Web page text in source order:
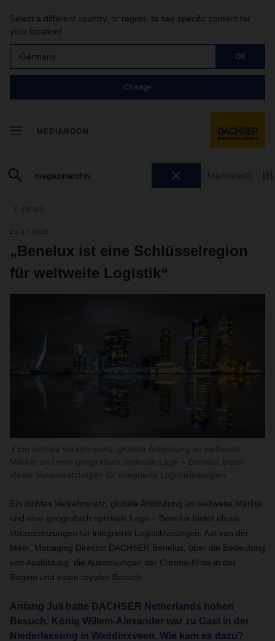
Select a different country, or region, to see specific content for
your location!
Germany OK
Change
MEDIAROOM
Merkliste(0)
Zurück
23.07.2020
„Benelux ist eine Schlüsselregion
für weltweite Logistik“
Ein dichtes Verkehrsnetz, globale Anbindung an weltweite Märkte
und eine geografisch optimale Lage – Benelux bietet ideale
Voraussetzungen für integrierte Logistiklösungen. Aat van der
Meer, Managing Director DACHSER Benelux, über die Bedeutung
von Ausbildung, die Auswirkungen der Corona-Krise in der
Region und einen royalen Besuch.
Anfang Juli hatte DACHSER Netherlands hohen
Besuch: König Willem-Alexander war zu Gast in der
Niederlassung in Waddinxveen. Wie kam es dazu?